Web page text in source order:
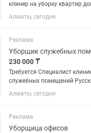
клинер на уборку квартир
Офисов. - Оплата Ежедневная.
Плавающий график. -
так рассмотрим и без...
Алматы, сегодня
Реклама
Уборщик служебных
230 000 ₸
Требуется Специалист
служебных помещений
Казахский язык обязательные
работы 2/2, с 7:00 до 16:00;
Официальное...
Алматы, сегодня
Реклама
Уборщица офисов